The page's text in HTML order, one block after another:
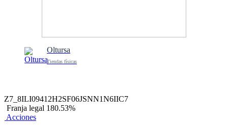
Oltursa
Tiendas físicas
Z7_8ILI09412H2SF06JSNN1N6IIC7
Franja legal 180.53%
Acciones